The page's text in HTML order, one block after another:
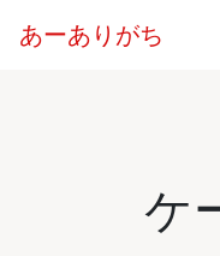
あーありがち
ケ